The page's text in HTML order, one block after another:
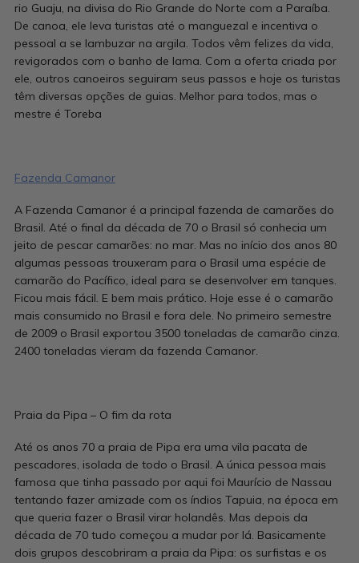
rio Guaju, na divisa do Rio Grande do Norte com a Paraíba.
De canoa, ele leva turistas até o manguezal e incentiva o
pessoal a se lambuzar na argila. Todos vêm felizes da vida,
revigorados com o banho de lama. Com a oferta criada por
ele, outros canoeiros seguiram seus passos e hoje os turistas
têm diversas opções de guias. Melhor para todos, mas o
mestre é Toreba
Fazenda Camanor
A Fazenda Camanor é a principal fazenda de camarões do
Brasil. Até o final da década de 70 o Brasil só conhecia um
jeito de pescar camarões: no mar. Mas no início dos anos 80
algumas pessoas trouxeram para o Brasil uma espécie de
camarão do Pacífico, ideal para se desenvolver em tanques.
Ficou mais fácil. E bem mais prático. Hoje esse é o camarão
mais consumido no Brasil e fora dele. No primeiro semestre
de 2009 o Brasil exportou 3500 toneladas de camarão cinza.
2400 toneladas vieram da fazenda Camanor.
Praia da Pipa – O fim da rota
Até os anos 70 a praia de Pipa era uma vila pacata de
pescadores, isolada de todo o Brasil. A única pessoa mais
famosa que tinha passado por aqui foi Maurício de Nassau
tentando fazer amizade com os índios Tapuia, na época em
que queria fazer o Brasil virar holandês. Mas depois da
década de 70 tudo começou a mudar por lá. Basicamente
dois grupos descobriram a praia da Pipa: os surfistas e os